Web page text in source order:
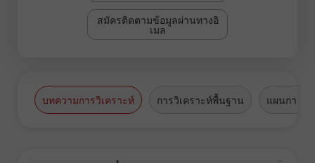
สมัครติดตามข้อมูลผ่านทางอิ
เมล
บทความการวิเคราะห์ การวิเคราะห์พื้นฐาน แผนการซื้